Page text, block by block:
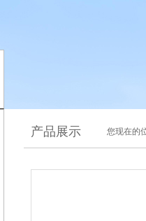
产品展示 您现在的